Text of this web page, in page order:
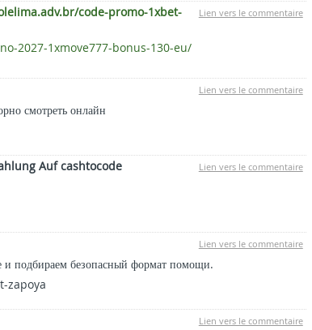
Lien vers le commentaire
code-promo-1xbet-
2027-1xmove777-bonus-130-eu/
Lien vers le commentaire
смотреть онлайн
Lien vers le commentaire
Auf cashtocode
Lien vers le commentaire
и подбираем безопасный формат помощи.
zapoya
Lien vers le commentaire